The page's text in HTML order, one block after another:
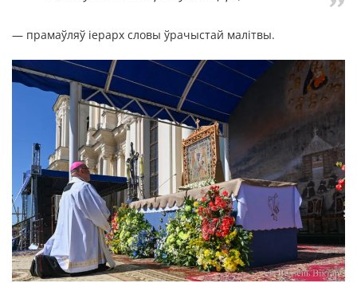
— прамаўляў іерарх словы ўрачыстай малітвы.